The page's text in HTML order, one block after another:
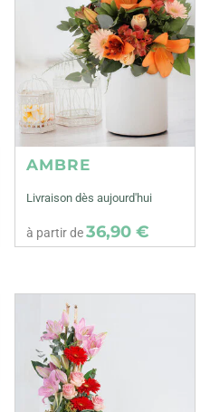
AMBRE
Livraison dès aujourd'hui
à partir de36,90 €